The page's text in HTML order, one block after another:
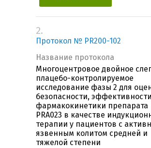
2.
Протокол № PR200-102
Название протокола
Многоцентровое двойное
плацебо-контролируемое
исследование фазы 2 для
безопасности,
фармакокинетики препарата
PRA023 в качестве
терапии у пациентов с
язвенным колитом средней и
тяжелой степени